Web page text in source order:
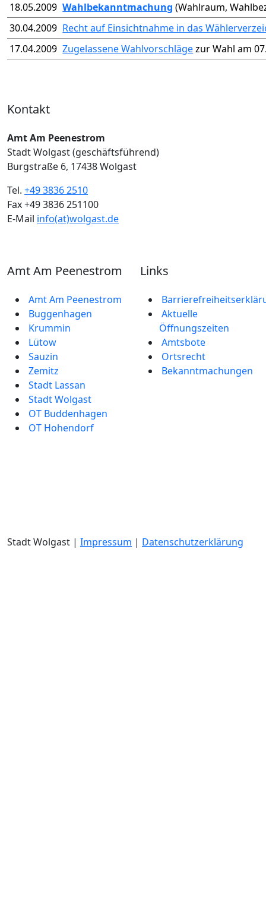
18.05.2009 Wahlbekanntmachung (Wahlraum,
30.04.2009 Recht auf Einsichtnahme in das
17.04.2009 Zugelassene Wahlvorschlägezur Wahl am
Kontakt
Amt Am Peenestrom
Stadt Wolgast (geschäftsführend)
Burgstraße 6, 17438 Wolgast
Tel. +49 3836 2510
Fax +49 3836 251100
E-Mail info(at)wolgast.de
Amt Am Peenestrom
Amt Am Peenestrom
Buggenhagen
Krummin
Lütow
Sauzin
Zemitz
Stadt Lassan
Stadt Wolgast
OT Buddenhagen
OT Hohendorf
Links
Aktuelle
Öffnungszeiten
Amtsbote
Ortsrecht
Bekannt­machungen
Stadt Wolgast | Impressum | Datenschutzerklärung